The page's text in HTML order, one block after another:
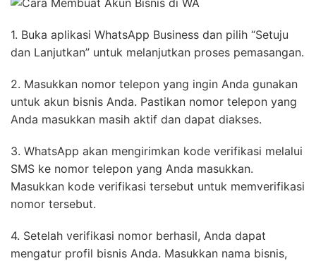
1. Buka aplikasi WhatsApp Business dan pilih “Setuju
dan Lanjutkan” untuk melanjutkan proses pemasangan.
2. Masukkan nomor telepon yang ingin Anda gunakan
untuk akun bisnis Anda. Pastikan nomor telepon yang
Anda masukkan masih aktif dan dapat diakses.
3. WhatsApp akan mengirimkan kode verifikasi melalui
SMS ke nomor telepon yang Anda masukkan.
Masukkan kode verifikasi tersebut untuk memverifikasi
nomor tersebut.
4. Setelah verifikasi nomor berhasil, Anda dapat
mengatur profil bisnis Anda. Masukkan nama bisnis,